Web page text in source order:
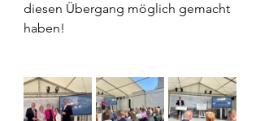
diesen Übergang möglich gemacht
haben!